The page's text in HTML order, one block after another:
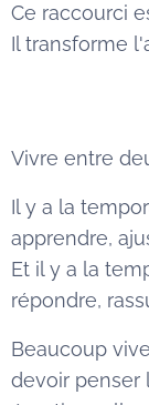
Ce raccourci
Il transforme
Vivre entre
Il y a la
apprendre,
Et il y a la
répondre,
Beaucoup
devoir penser